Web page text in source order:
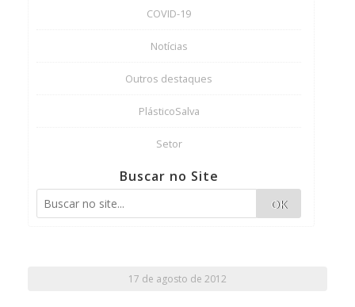
COVID-19
Notícias
Outros destaques
PlásticoSalva
Setor
Buscar no Site
OK
17 de agosto de 2012